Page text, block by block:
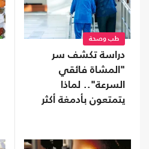
طب وصحة
دراسة تكشف سر
"المشاة فائقي
السرعة".. لماذا
يتمتعون بأدمغة أكثر